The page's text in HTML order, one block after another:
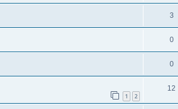
3
0
0
1 2
12